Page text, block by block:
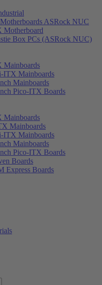
ASRock NUC
Motherboard
Box PCs (ASRock NUC)
Mainboards
ITX Mainboards
Mainboards
Pico-ITX Boards
Mainboards
Mainboards
ITX Mainboards
Mainboards
Pico-ITX Boards
Boards
Express Boards